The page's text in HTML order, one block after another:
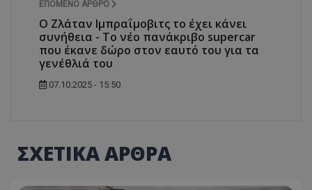
ΕΠΌΜΕΝΟ ΆΡΘΡΟ
Ο Ζλάταν Ιμπραΐμοβιτς το έχει κάνει
συνήθεια - Το νέο πανάκριβο supercar
που έκανε δώρο στον εαυτό του για τα
γενέθλιά του
07.10.2025 - 15:50
ΣΧΕΤΙΚΑ ΑΡΘΡΑ